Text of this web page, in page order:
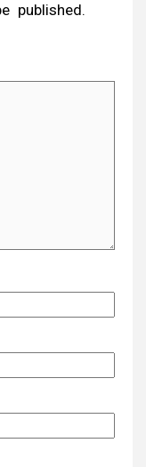
published.